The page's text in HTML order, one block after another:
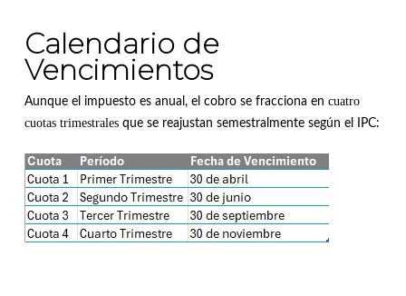
Calendario de
Vencimientos
Aunque el impuesto es anual, el cobro se fracciona en cuatro
cuotas trimestralesque se reajustan semestralmente según el IPC: